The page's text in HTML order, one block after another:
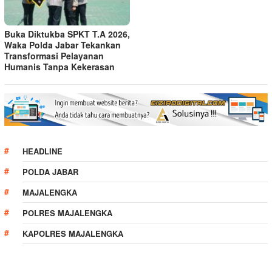
Buka Diktukba SPKT T.A 2026,
Waka Polda Jabar Tekankan
Transformasi Pelayanan
Humanis Tanpa Kekerasan
HEADLINE
POLDA JABAR
MAJALENGKA
POLRES MAJALENGKA
KAPOLRES MAJALENGKA